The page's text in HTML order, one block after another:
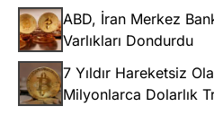
ABD, İran Merkez
Varlıkları Dondurdu
7 Yıldır Hareketsiz
Milyonlarca Dolarlık